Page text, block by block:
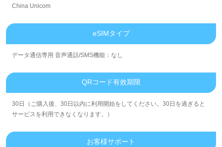
China Unicom
eSIMタイプ
データ通信専用 音声通話/SMS機能：なし
QRコード有效期限
30日（ご購入後、30日以内に利用開始をしてください。30日を過ぎると
サービスを利用できなくなります。）
お客様サポート